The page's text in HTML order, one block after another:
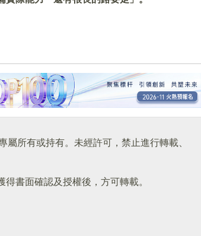
所有或持有。未經許可，禁止進行轉載、
得書面確認及授權後，方可轉載。